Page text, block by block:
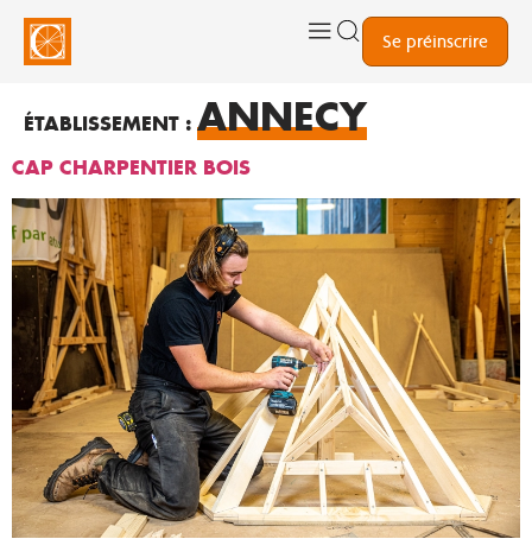
Se préinscrire
ÉTABLISSEMENT : ANNECY
CAP CHARPENTIER BOIS